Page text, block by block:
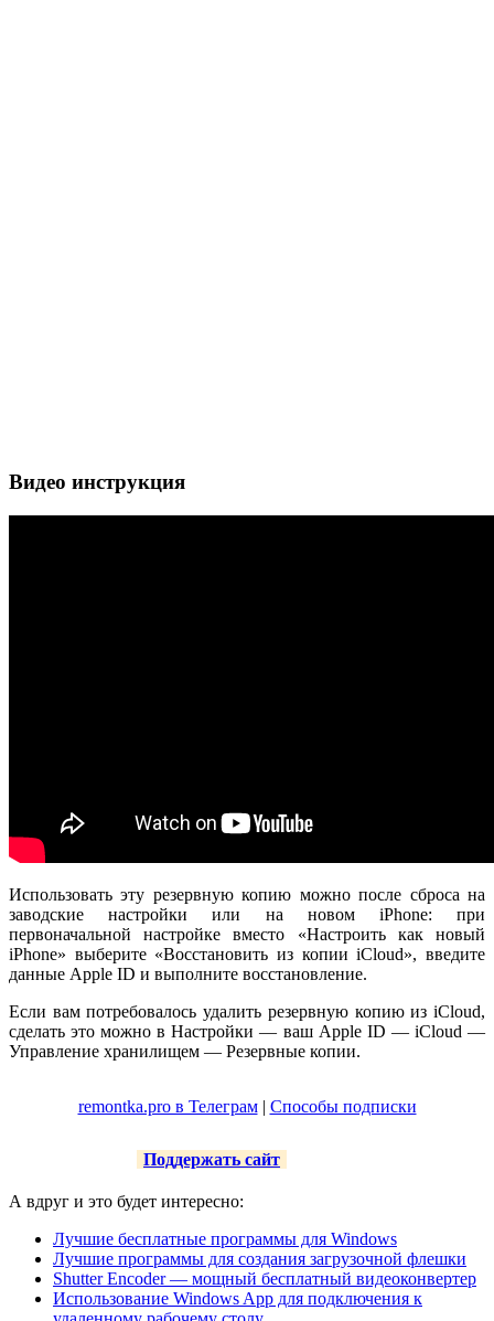
Видео инструкция
Использовать эту резервную копию можно после сброса на
заводские настройки или на новом iPhone: при
первоначальной настройке вместо «Настроить как новый
iPhone» выберите «Восстановить из копии iCloud», введите
данные Apple ID и выполните восстановление.
Если вам потребовалось удалить резервную копию из iCloud,
сделать это можно в Настройки — ваш Apple ID — iCloud —
Управление хранилищем — Резервные копии.
remontka.pro в Телеграм| Способы подписки
Поддержать сайт
А вдруг и это будет интересно:
Лучшие бесплатные программы для Windows
Лучшие программы для создания загрузочной флешки
Shutter Encoder — мощный бесплатный видеоконвертер
Использование Windows App для подключения к